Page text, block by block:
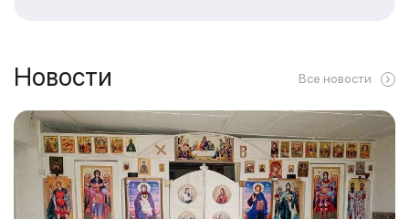
Новости Все новости